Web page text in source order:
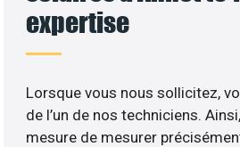
expertise
Lorsque vous nous sollicitez,
de l’un de nos techniciens.
mesure de mesurer